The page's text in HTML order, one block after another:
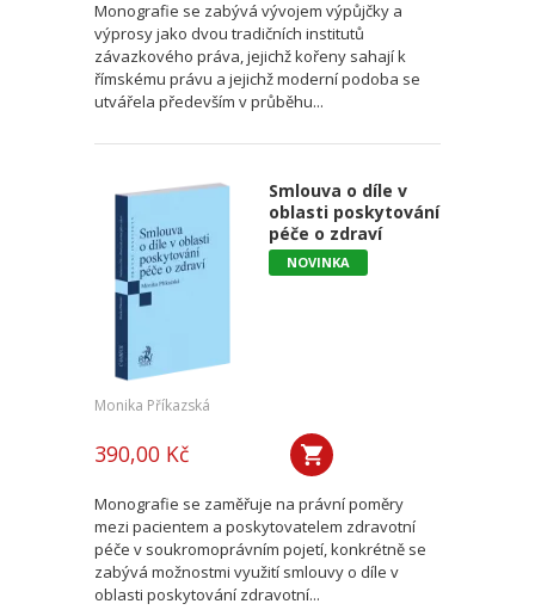
Monografie se zabývá vývojem výpůjčky a
výprosy jako dvou tradičních institutů
závazkového práva, jejichž kořeny sahají k
římskému právu a jejichž moderní podoba se
utvářela především v průběhu...
Smlouva o díle v
oblasti poskytování
péče o zdraví
NOVINKA
Monika Příkazská
390,00 Kč
Monografie se zaměřuje na právní poměry
mezi pacientem a poskytovatelem zdravotní
péče v soukromoprávním pojetí, konkrétně se
zabývá možnostmi využití smlouvy o díle v
oblasti poskytování zdravotní...